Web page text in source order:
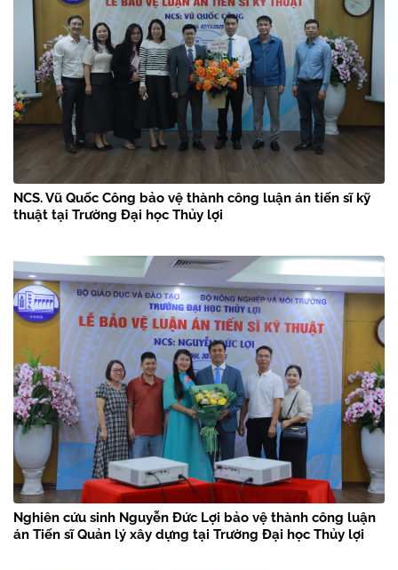
NCS. Vũ Quốc Công bảo vệ thành công luận án tiến sĩ kỹ
thuật tại Trường Đại học Thủy lợi
Nghiên cứu sinh Nguyễn Đức Lợi bảo vệ thành công luận
án Tiến sĩ Quản lý xây dựng tại Trường Đại học Thủy lợi